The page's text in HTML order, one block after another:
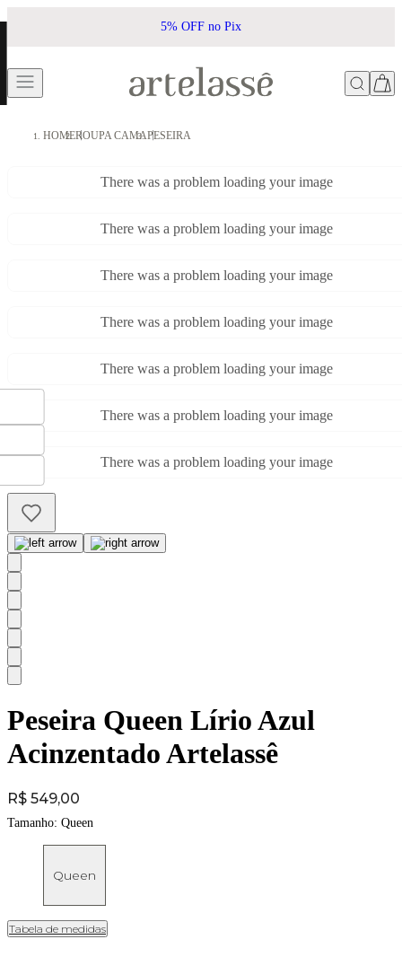
5% OFF no Pix
HOMEROUPA CAMAPESEIRA
There was a problem loading your image
There was a problem loading your image
There was a problem loading your image
There was a problem loading your image
There was a problem loading your image
There was a problem loading your image
There was a problem loading your image
Peseira Queen Lírio Azul
Acinzentado Artelassê
Price:
R$ 549,00
Tamanho: Queen
Queen
Tabela de medidas